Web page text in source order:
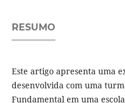
RESUMO
Este artigo apresenta uma
desenvolvida com uma
Fundamental em uma